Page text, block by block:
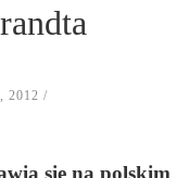
2012
się na polskim